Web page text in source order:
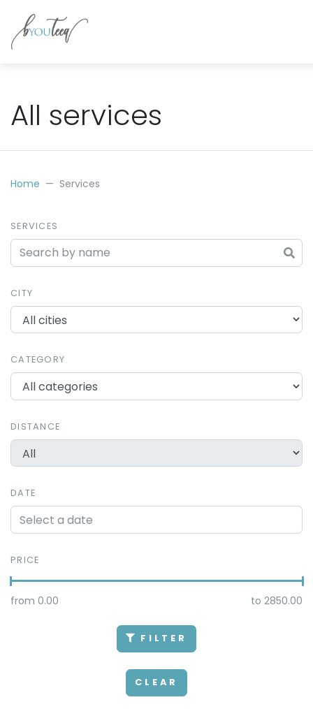
All services
Home Services
SERVICES
CITY
CATEGORY
DISTANCE
DATE
PRICE
from 0.00 to 2850.00
FILTER
CLEAR